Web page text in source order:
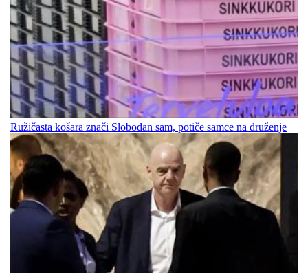
Ružičasta košara znači Slobodan sam, potiče samce na druženje